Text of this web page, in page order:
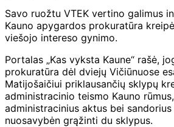
Savo ruožtu VTEK vertino galimus
Kauno apygardos prokuratūra
viešojo intereso gynimo.
Portalas „Kas vyksta Kaune“ rašė,
prokuratūra dėl dviejų Vičiūnuose
Matijošaičiui priklausančių sklypų
administracinio teismo Kauno
administracinius aktus bei
nuosavybėn grąžinti du sklypus.